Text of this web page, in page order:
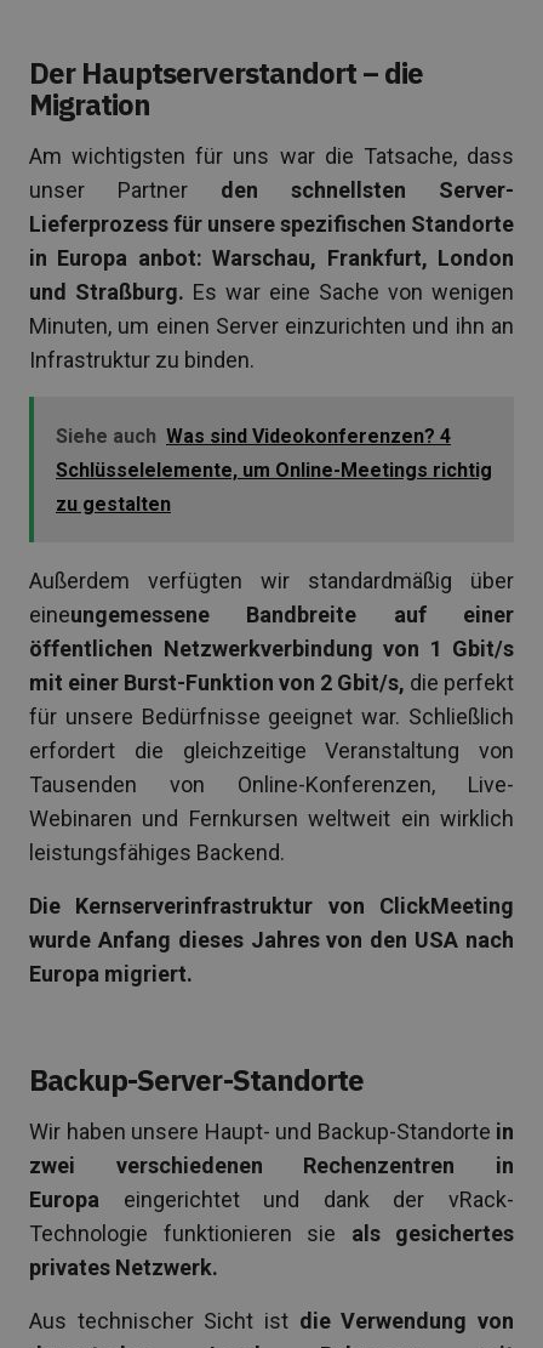
Der Hauptserverstandort – die
Migration
Am wichtigsten für uns war die Tatsache, dass
unser Partner den schnellsten Server-
Lieferprozess für unsere spezifischen Standorte
in Europa anbot: Warschau, Frankfurt, London
und Straßburg. Es war eine Sache von wenigen
Minuten, um einen Server einzurichten und ihn an
Infrastruktur zu binden.
Siehe auch Was sind Videokonferenzen? 4
Schlüsselelemente, um Online-Meetings richtig
zu gestalten
Außerdem verfügten wir standardmäßig über
eineungemessene Bandbreite auf einer
öffentlichen Netzwerkverbindung von 1 Gbit/s
mit einer Burst-Funktion von 2 Gbit/s, die perfekt
für unsere Bedürfnisse geeignet war. Schließlich
erfordert die gleichzeitige Veranstaltung von
Tausenden von Online-Konferenzen, Live-
Webinaren und Fernkursen weltweit ein wirklich
leistungsfähiges Backend.
Die Kernserverinfrastruktur von ClickMeeting
wurde Anfang dieses Jahres von den USA nach
Europa migriert.
Backup-Server-Standorte
Wir haben unsere Haupt- und Backup-Standorte in
zwei verschiedenen Rechenzentren in
Europa eingerichtet und dank der vRack-
Technologie funktionieren sie als gesichertes
privates Netzwerk.
Aus technischer Sicht ist die Verwendung von